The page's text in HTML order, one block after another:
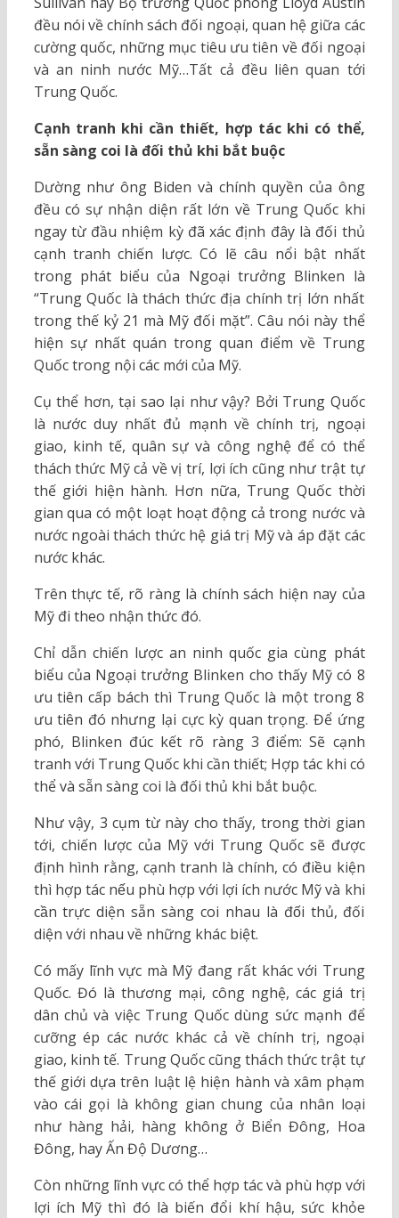
đều nói về chính sách đối ngoại, quan hệ giữa các
cường quốc, những mục tiêu ưu tiên về đối ngoại
và an ninh nước Mỹ…Tất cả đều liên quan tới
Trung Quốc.
Cạnh tranh khi cần thiết, hợp tác khi có thể,
sẵn sàng coi là đối thủ khi bắt buộc
Dường như ông Biden và chính quyền của ông
đều có sự nhận diện rất lớn về Trung Quốc khi
ngay từ đầu nhiệm kỳ đã xác định đây là đối thủ
cạnh tranh chiến lược. Có lẽ câu nổi bật nhất
trong phát biểu của Ngoại trưởng Blinken là
“Trung Quốc là thách thức địa chính trị lớn nhất
trong thế kỷ 21 mà Mỹ đối mặt”. Câu nói này thể
hiện sự nhất quán trong quan điểm về Trung
Quốc trong nội các mới của Mỹ.
Cụ thể hơn, tại sao lại như vậy? Bởi Trung Quốc
là nước duy nhất đủ mạnh về chính trị, ngoại
giao, kinh tế, quân sự và công nghệ để có thể
thách thức Mỹ cả về vị trí, lợi ích cũng như trật tự
thế giới hiện hành. Hơn nữa, Trung Quốc thời
gian qua có một loạt hoạt động cả trong nước và
nước ngoài thách thức hệ giá trị Mỹ và áp đặt các
nước khác.
Trên thực tế, rõ ràng là chính sách hiện nay của
Mỹ đi theo nhận thức đó.
Chỉ dẫn chiến lược an ninh quốc gia cùng phát
biểu của Ngoại trưởng Blinken cho thấy Mỹ có 8
ưu tiên cấp bách thì Trung Quốc là một trong 8
ưu tiên đó nhưng lại cực kỳ quan trọng. Để ứng
phó, Blinken đúc kết rõ ràng 3 điểm: Sẽ cạnh
tranh với Trung Quốc khi cần thiết; Hợp tác khi có
thể và sẵn sàng coi là đối thủ khi bắt buộc.
Như vậy, 3 cụm từ này cho thấy, trong thời gian
tới, chiến lược của Mỹ với Trung Quốc sẽ được
định hình rằng, cạnh tranh là chính, có điều kiện
thì hợp tác nếu phù hợp với lợi ích nước Mỹ và khi
cần trực diện sẵn sàng coi nhau là đối thủ, đối
diện với nhau về những khác biệt.
Có mấy lĩnh vực mà Mỹ đang rất khác với Trung
Quốc. Đó là thương mại, công nghệ, các giá trị
dân chủ và việc Trung Quốc dùng sức mạnh để
cưỡng ép các nước khác cả về chính trị, ngoại
giao, kinh tế. Trung Quốc cũng thách thức trật tự
thế giới dựa trên luật lệ hiện hành và xâm phạm
vào cái gọi là không gian chung của nhân loại
như hàng hải, hàng không ở Biển Đông, Hoa
Đông, hay Ấn Độ Dương…
Còn những lĩnh vực có thể hợp tác và phù hợp với
lợi ích Mỹ thì đó là biến đổi khí hậu, sức khỏe